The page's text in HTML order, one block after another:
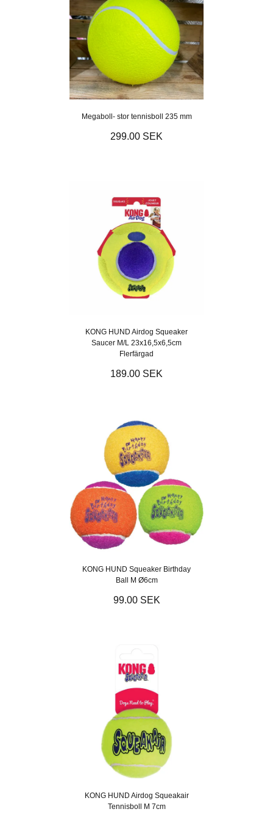
Megaboll- stor tennisboll 235 mm
299.00 SEK
KONG HUND Airdog Squeaker
Saucer M/L 23x16,5x6,5cm
Flerfärgad
189.00 SEK
KONG HUND Squeaker Birthday
Ball M Ø6cm
99.00 SEK
KONG HUND Airdog Squeakair
Tennisboll M 7cm